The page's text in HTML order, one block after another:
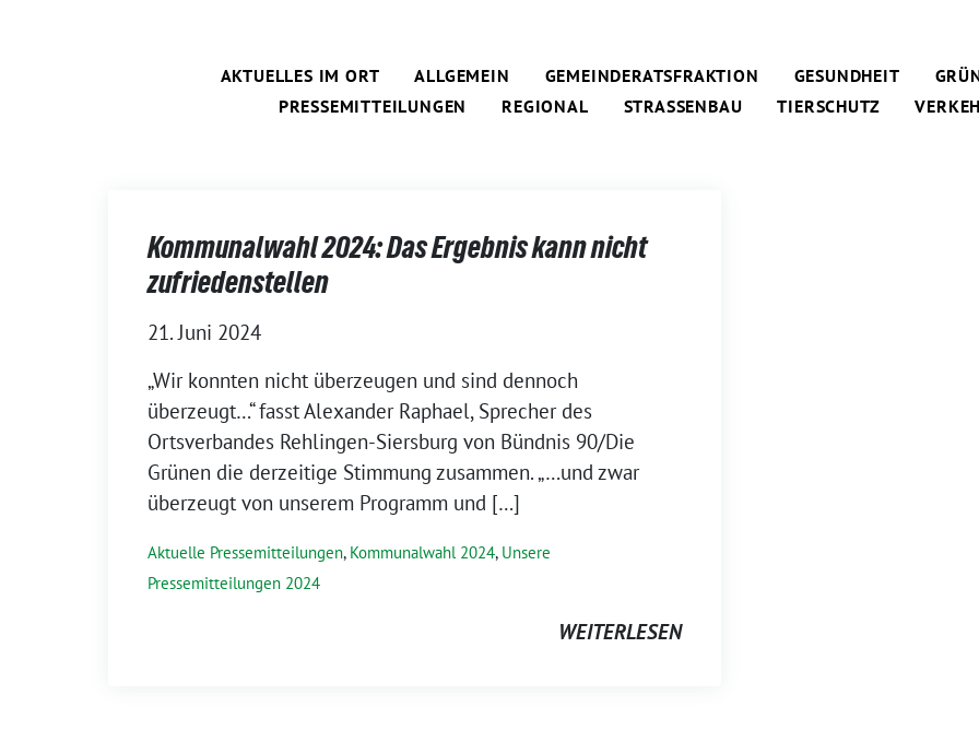
AKTUELLES IM ORT ALLGEMEIN GEMEINDERATSFRAKTION GESUNDHEIT
PRESSEMITTEILUNGEN
REGIONAL STRASSENBAU TIERSCHUTZ
Kommunalwahl 2024: Das Ergebnis kann nicht
zufriedenstellen
21. Juni 2024
„Wir konnten nicht überzeugen und sind dennoch
überzeugt…“ fasst Alexander Raphael, Sprecher des
Ortsverbandes Rehlingen-Siersburg von Bündnis 90/Die
Grünen die derzeitige Stimmung zusammen. „…und zwar
überzeugt von unserem Programm und […]
Aktuelle Pressemitteilungen, Kommunalwahl 2024, Unsere
Pressemitteilungen 2024
WEITERLESEN